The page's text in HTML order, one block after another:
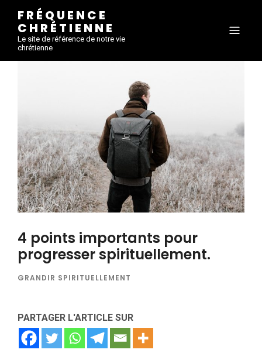
FRÉQUENCE
CHRÉTIENNE
Le site de référence de notre vie
chrétienne
4 points importants pour
progresser spirituellement.
GRANDIR SPIRITUELLEMENT
PARTAGER L'ARTICLE SUR